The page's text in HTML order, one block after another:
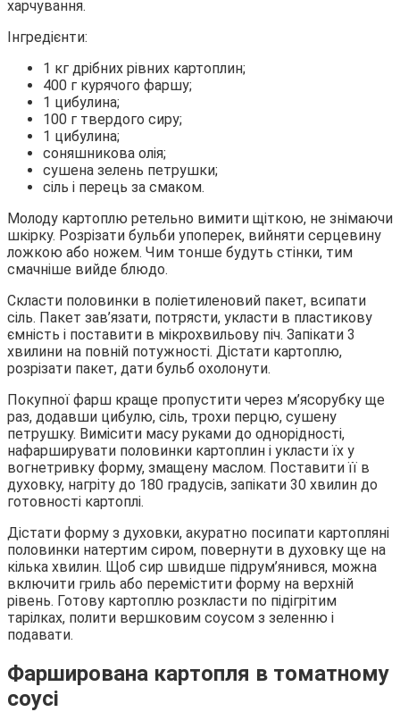
харчування.
Інгредієнти:
1 кг дрібних рівних картоплин;
400 г курячого фаршу;
1 цибулина;
100 г твердого сиру;
1 цибулина;
соняшникова олія;
сушена зелень петрушки;
сіль і перець за смаком.
Молоду картоплю ретельно вимити щіткою, не знімаючи
шкірку. Розрізати бульби упоперек, вийняти серцевину
ложкою або ножем. Чим тонше будуть стінки, тим
смачніше вийде блюдо.
Скласти половинки в поліетиленовий пакет, всипати
сіль. Пакет зав’язати, потрясти, укласти в пластикову
ємність і поставити в мікрохвильову піч. Запікати 3
хвилини на повній потужності. Дістати картоплю,
розрізати пакет, дати бульб охолонути.
Покупної фарш краще пропустити через м’ясорубку ще
раз, додавши цибулю, сіль, трохи перцю, сушену
петрушку. Вимісити масу руками до однорідності,
нафарширувати половинки картоплин і укласти їх у
вогнетривку форму, змащену маслом. Поставити її в
духовку, нагріту до 180 градусів, запікати 30 хвилин до
готовності картоплі.
Дістати форму з духовки, акуратно посипати картопляні
половинки натертим сиром, повернути в духовку ще на
кілька хвилин. Щоб сир швидше підрум’янився, можна
включити гриль або перемістити форму на верхній
рівень. Готову картоплю розкласти по підігрітим
тарілках, полити вершковим соусом з зеленню і
подавати.
Фарширована картопля в томатному
соусі